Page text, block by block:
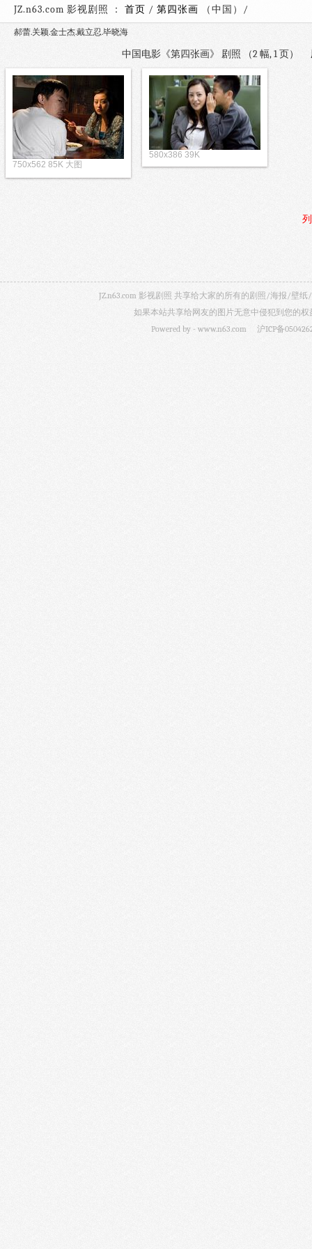
JZ.n63.com 影视剧照 ： 首页 / 第四张画 （中国）
郝蕾.关颖.金士杰.戴立忍.毕晓海
中国电影《第四张画》 剧照 （2 幅, 1 页）
750x562 85K 大图
580x386 39K
JZ.n63.com 影视剧照 共享给大家的所有的剧照/海报/壁
如果本站共享给网友的图片无意中侵犯到您的
Powered by - www.n63.com 沪ICP备